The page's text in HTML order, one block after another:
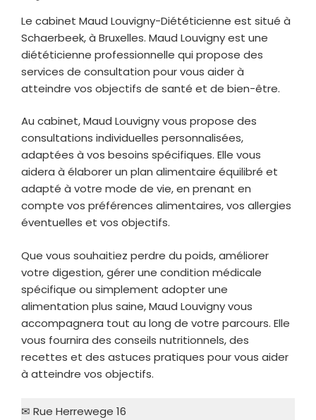
Le cabinet Maud Louvigny-Diététicienne est situé à
Schaerbeek, à Bruxelles. Maud Louvigny est une
diététicienne professionnelle qui propose des
services de consultation pour vous aider à
atteindre vos objectifs de santé et de bien-être.
Au cabinet, Maud Louvigny vous propose des
consultations individuelles personnalisées,
adaptées à vos besoins spécifiques. Elle vous
aidera à élaborer un plan alimentaire équilibré et
adapté à votre mode de vie, en prenant en
compte vos préférences alimentaires, vos allergies
éventuelles et vos objectifs.
Que vous souhaitiez perdre du poids, améliorer
votre digestion, gérer une condition médicale
spécifique ou simplement adopter une
alimentation plus saine, Maud Louvigny vous
accompagnera tout au long de votre parcours. Elle
vous fournira des conseils nutritionnels, des
recettes et des astuces pratiques pour vous aider
à atteindre vos objectifs.
✉ Rue Herrewege 16